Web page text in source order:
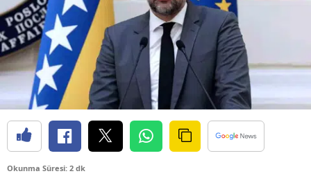
Okunma Süresi: 2 dk